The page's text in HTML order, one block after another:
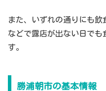
また、いずれの通りにも
などで露店が出ない日で
す。
勝浦朝市の基本情報